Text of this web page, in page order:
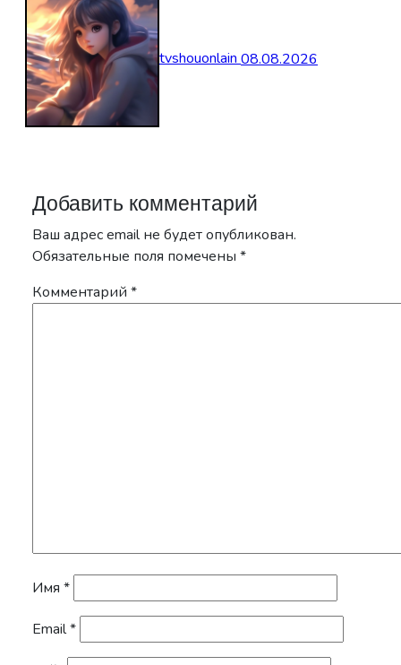
tvshouonlain08.08.2026
Добавить комментарий
Ваш адрес email не будет опубликован.
Обязательные поля помечены *
Комментарий *
Имя *
Email*